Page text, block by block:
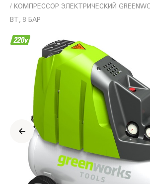
КОМПРЕССОР ЭЛЕКТРИЧЕСКИЙ
ВТ, 8 БАР
Информация
продукте